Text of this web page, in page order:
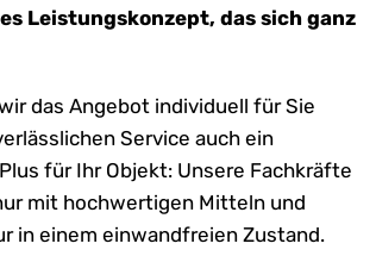
Leistungskonzept, das sich ganz
das Angebot individuell für Sie
Service auch ein
für Ihr Objekt: Unsere Fachkräfte
mit hochwertigen Mitteln und
in einem einwandfreien Zustand.